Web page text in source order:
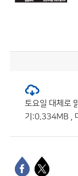
토요일 대체로
기:0.334MB ,